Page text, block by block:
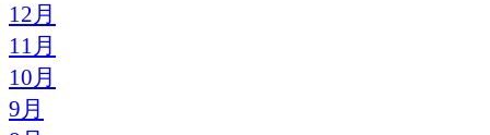
12月
11月
10月
9月